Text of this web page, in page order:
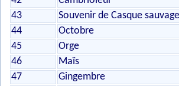
43
Souvenir de Casque sauvage
44
Octobre
45
Orge
46
Maïs
47
Gingembre